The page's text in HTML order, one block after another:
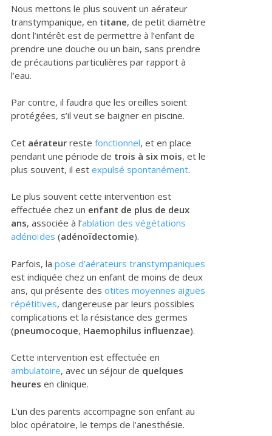
Nous mettons le plus souvent un aérateur
transtympanique, en titane, de petit diamètre
dont l’intérêt est de permettre à l’enfant de
prendre une douche ou un bain, sans prendre
de précautions particulières par rapport à
l’eau.
Par contre, il faudra que les oreilles soient
protégées, s’il veut se baigner en piscine.
Cet aérateur reste fonctionnel, et en place
pendant une période de trois à six mois, et le
plus souvent, il est expulsé spontanément.
Le plus souvent cette intervention est
effectuée chez un enfant de plus de deux
ans, associée à l’ablation des végétations
adénoïdes (adénoïdectomie).
Parfois, la pose d’aérateurs transtympaniques
est indiquée chez un enfant de moins de deux
ans, qui présente des otites moyennes aiguës
répétitives, dangereuse par leurs possibles
complications et la résistance des germes
(pneumocoque, Haemophilus influenzae).
Cette intervention est effectuée en
ambulatoire, avec un séjour de quelques
heures en clinique.
L’un des parents accompagne son enfant au
bloc opératoire, le temps de l’anesthésie.